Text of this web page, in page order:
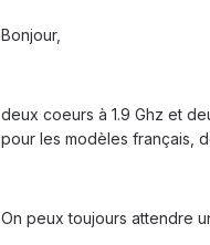
Bonjour,
deux coeurs à 1.9 Ghz et
pour les modèles français,
On peux toujours attendre